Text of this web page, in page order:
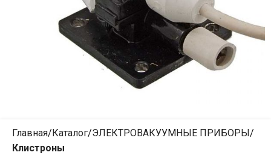
Главная Каталог ЭЛЕКТРОВАКУУМНЫЕ ПРИБОРЫ
Клистроны